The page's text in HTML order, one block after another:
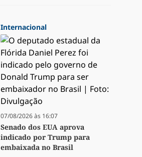
Internacional
07/08/2026 às 16:07
Senado dos EUA aprova
indicado por Trump para
embaixada no Brasil